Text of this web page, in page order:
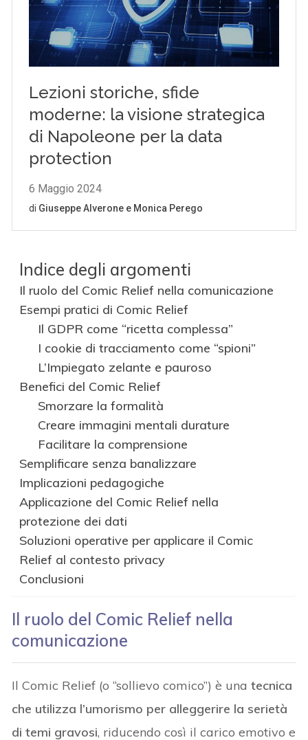
Indice degli argomenti
Il ruolo del Comic Relief nella comunicazione
Esempi pratici di Comic Relief
Il GDPR come “ricetta complessa”
I cookie di tracciamento come “spioni”
L’Impiegato zelante e pauroso
Benefici del Comic Relief
Smorzare la formalità
Creare immagini mentali durature
Facilitare la comprensione
Semplificare senza banalizzare
Implicazioni pedagogiche
Applicazione del Comic Relief nella
protezione dei dati
Soluzioni operative per applicare il Comic
Relief al contesto privacy
Conclusioni
Il ruolo del Comic Relief nella
comunicazione
Il Comic Relief (o “sollievo comico”) è unatecnica
che utilizza l’umorismo per alleggerire la serietà
di temi gravosi, riducendo così il carico emotivo e